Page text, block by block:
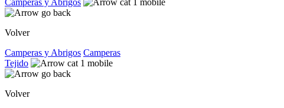
Camperas y Abrigos
Volver
Camperas y Abrigos Camperas
Tejido
Volver